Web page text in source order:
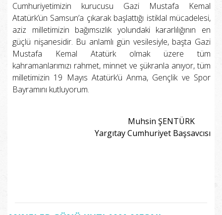
Cumhuriyetimizin kurucusu Gazi Mustafa Kemal
Atatürk’ün Samsun’a çıkarak başlattığı istiklal mücadelesi,
aziz milletimizin bağımsızlık yolundaki kararlılığının en
güçlü nişanesidir. Bu anlamlı gün vesilesiyle, başta Gazi
Mustafa Kemal Atatürk olmak üzere tüm
kahramanlarımızı rahmet, minnet ve şükranla anıyor, tüm
milletimizin 19 Mayıs Atatürk’ü Anma, Gençlik ve Spor
Bayramını kutluyorum.
Muhsin ŞENTÜRK
Yargıtay Cumhuriyet Başsavcısı